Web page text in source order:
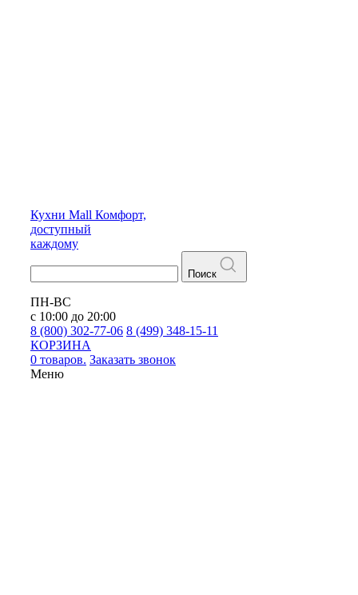
Кухни Mall Комфорт,
доступный
каждому
Поиск
ПН-ВС
с 10:00 до 20:00
8 (800) 302-77-06 8 (499) 348-15-11
КОРЗИНА
0 товаров. Заказать звонок
Меню